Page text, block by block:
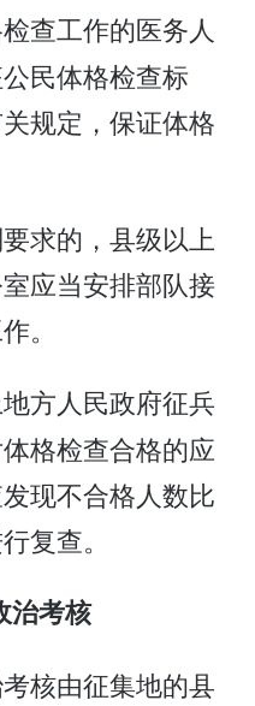
查工作的医务人
民体格检查标
规定，保证体格
求的，县级以上
应当安排部队接
。
方人民政府征兵
格检查合格的应
现不合格人数比
复查。
考核
核由征集地的县